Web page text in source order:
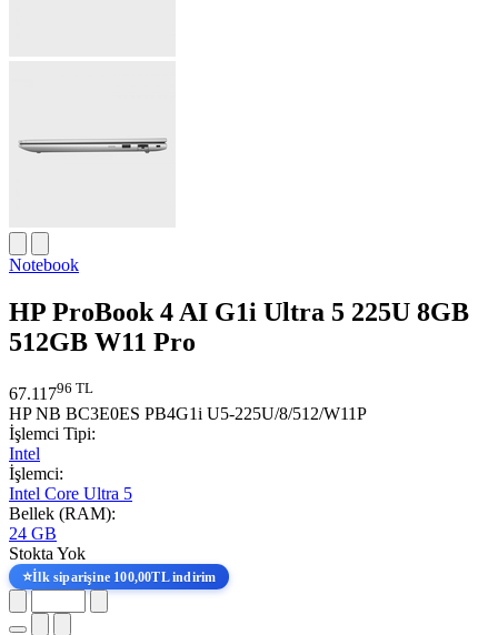
Notebook
HP ProBook 4 AI G1i Ultra 5 225U 8GB
512GB W11 Pro
67.11796 TL
HP NB BC3E0ES PB4G1i U5-225U/8/512/W11P
İşlemci Tipi:
Intel
İşlemci:
Intel Core Ultra 5
Bellek (RAM):
24 GB
Stokta Yok
⭐İlk siparişine 100,00TL indirim